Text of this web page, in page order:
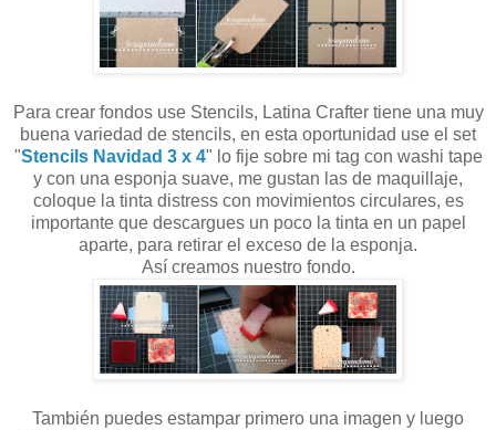
Para crear fondos use Stencils, Latina Crafter tiene una muy
buena variedad de stencils, en esta oportunidad use el set
"Stencils Navidad 3 x 4" lo fije sobre mi tag con washi tape
y con una esponja suave, me gustan las de maquillaje,
coloque la tinta distress con movimientos circulares, es
importante que descargues un poco la tinta en un papel
aparte, para retirar el exceso de la esponja.
Así creamos nuestro fondo.
También puedes estampar primero una imagen y luego